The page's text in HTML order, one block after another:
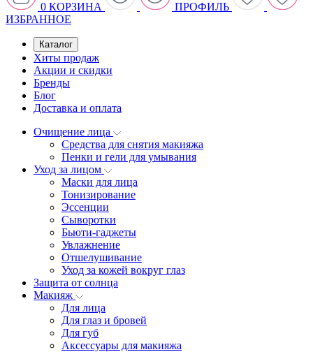
0 КОРЗИНА
ПРОФИЛЬ
ИЗБРАННОЕ
Каталог
Хиты продаж
Акции и скидки
Бренды
Блог
Доставка и оплата
Очищение лица
Средства для снятия макияжа
Пенки и гели для умывания
Уход за лицом
Маски для лица
Тонизирование
Эссенции
Сыворотки
Бьюти-гаджеты
Увлажнение
Отшелушивание
Уход за кожей вокруг глаз
Защита от солнца
Макияж
Для лица
Для глаз и бровей
Для губ
Аксессуары для макияжа